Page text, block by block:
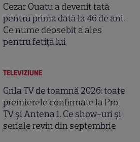
Cezar Ouatu a devenit tată
pentru prima dată la 46 de ani.
Ce nume deosebit a ales
pentru fetița lui
TELEVIZIUNE
Grila TV de toamnă 2026: toate
premierele confirmate la Pro
TV și Antena 1. Ce show-uri și
seriale revin din septembrie